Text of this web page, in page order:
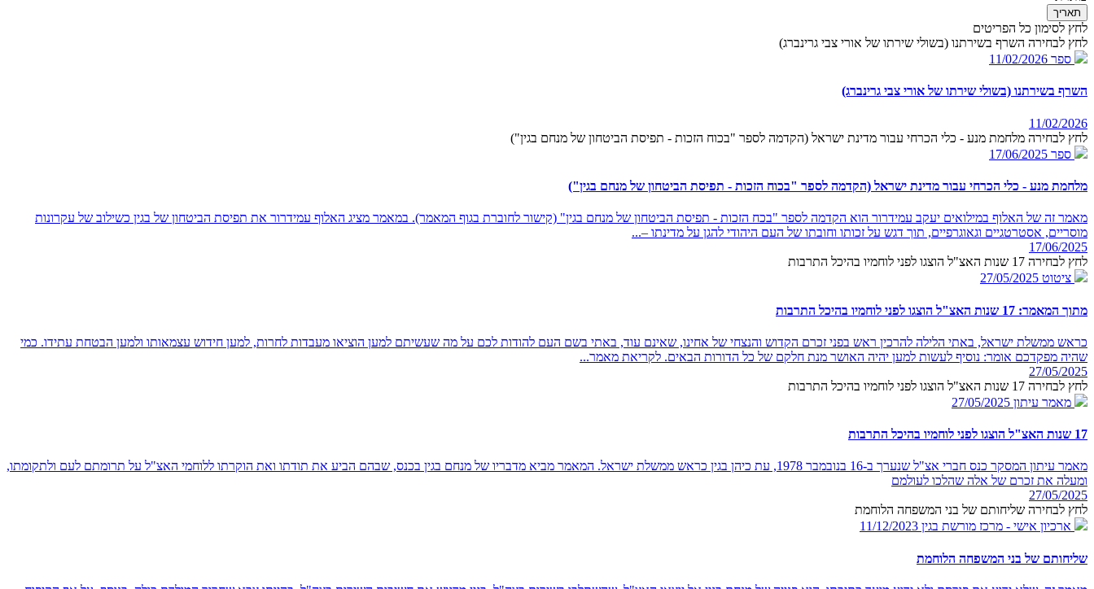
תאריך
לחץ לסימון כל הפריטים
לחץ לבחירה השרף בשירתנו (בשולי שירתו של אורי צבי גרינברג)
ספר 11/02/2026
השרף בשירתנו (בשולי שירתו של אורי צבי גרינברג)
11/02/2026
לחץ לבחירה מלחמת מנע - כלי הכרחי עבור מדינת ישראל (הקדמה לספר "בכוח הזכות - תפיסת הביטחון של מנחם בגין")
ספר 17/06/2025
מלחמת מנע - כלי הכרחי עבור מדינת ישראל (הקדמה לספר "בכוח הזכות - תפיסת הביטחון של מנחם בגין")
מאמר זה של האלוף במילואים יעקב עמידרור הוא הקדמה לספר "בכח הזכות - תפיסת הביטחון של מנחם בגין" (קישור לחוברת בגוף המאמר). במאמר מציג האלוף עמידרור את תפיסת הביטחון של בגין כשילוב של עקרונות
מוסריים, אסטרטגיים וגאוגרפיים, תוך דגש על זכותו וחובתו של העם היהודי להגן על מדינתו –...
17/06/2025
לחץ לבחירה 17 שנות האצ"ל הוצגו לפני לוחמיו בהיכל התרבות
ציטוט 27/05/2025
מתוך המאמר: 17 שנות האצ"ל הוצגו לפני לוחמיו בהיכל התרבות
כראש ממשלת ישראל, באתי הלילה להרכין ראש בפני זכרם הקדוש והנצחי של אחינו, שאינם עוד, באתי בשם העם להודות לכם על מה שעשיתם למען הוציאו מעבדות לחרות, למען חידוש עצמאותו ולמען הבטחת עתידו. כמי
שהיה מפקדכם אומר: נוסיף לעשות למען יהיה האושר מנת חלקם של כל הדורות הבאים. לקריאת מאמר...
27/05/2025
לחץ לבחירה 17 שנות האצ"ל הוצגו לפני לוחמיו בהיכל התרבות
מאמר עיתון 27/05/2025
17 שנות האצ"ל הוצגו לפני לוחמיו בהיכל התרבות
מאמר עיתון המסקר כנס חברי אצ"ל שנערך ב-16 בנובמבר 1978, עת כיהן בגין כראש ממשלת ישראל. המאמר מביא מדבריו של מנחם בגין בכנס, שבהם הביע את תודתו ואת הוקרתו ללוחמי האצ"ל על תרומתם לעם ולתקומתו,
ומעלה את זכרם של אלה שהלכו לעולמם
27/05/2025
לחץ לבחירה שליחותם של בני המשפחה הלוחמת
ארכיון אישי - מרכז מורשת בגין 11/12/2023
שליחותם של בני המשפחה הלוחמת